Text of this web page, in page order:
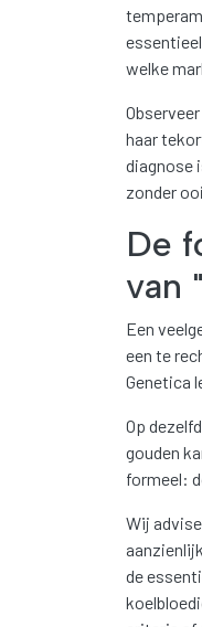
welke
haar
diagnose
zonder
De
van
Een
een te
Genetica
Op
gouden
formeel:
Wij
de